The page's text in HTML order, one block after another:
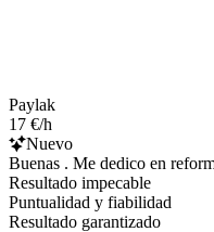
Paylak
17 €/h
Nuevo
Buenas . Me dedico en
Resultado impecable
Puntualidad y fiabilidad
Resultado garantizado